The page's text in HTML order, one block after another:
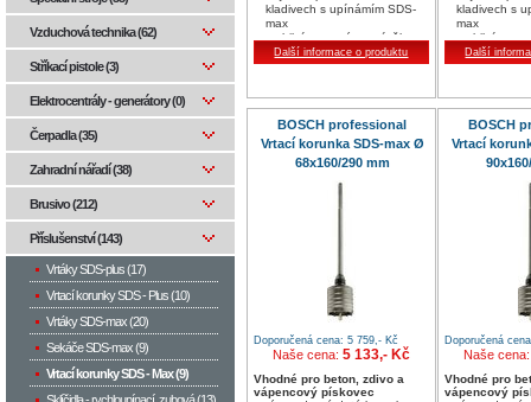
kladivech s upínámím SDS-
max
stabilní, tvrzená vrtací tělesa
se šroubovicí a dvojté
zvlněné dno pro nejrychlejší
agresivní postup práce a
klidný chod díky
asymetrickému uspořádání
zubů a aktivnímu středícímu
vrtáku
Další informace o produktu
kladivech s
max
stabilní,
se
zvlněné dno
agresivní
klidný chod
zubů a
vrtáku
Další
BOSCH professional
Vrtací korunka SDS-max Ø
68x160/290 mm
Doporučená cena: 5 759,- Kč
Naše cena: 5 133,- Kč
Vhodné pro beton, zdivo a
vápencový pískovec
BOSCH
Vrtací
Doporučená
Naše
Vhodné pro
vápencový
Vzduchová technika (62)
Stříkací pistole (3)
Elektrocentrály - generátory (0)
Čerpadla (35)
Zahradní nářadí (38)
Brusivo (212)
Příslušenství (143)
Vrtáky SDS-plus (17)
Vrtací korunky SDS - Plus (10)
Vrtáky SDS-max (20)
Sekáče SDS-max (9)
Vrtací korunky SDS - Max (9)